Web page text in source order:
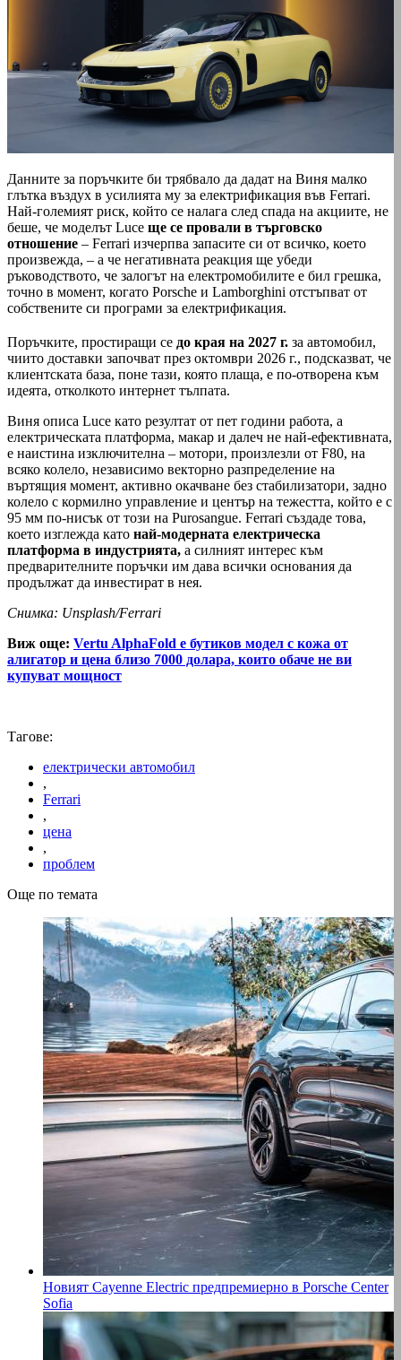
Данните за поръчките би трябвало да дадат на Виня малко
глътка въздух в усилията му за електрификация във Ferrari.
Най-големият риск, който се налага след спада на акциите, не
беше, че моделът Luce ще се провали в търговско
отношение – Ferrari изчерпва запасите си от всичко, което
произвежда, – а че негативната реакция ще убеди
ръководството, че залогът на електромобилите е бил грешка,
точно в момент, когато Porsche и Lamborghini отстъпват от
собствените си програми за електрификация.
Поръчките, простиращи се до края на 2027 г. за автомобил,
чиито доставки започват през октомври 2026 г., подсказват, че
клиентската база, поне тази, която плаща, е по-отворена към
идеята, отколкото интернет тълпата.
Виня описа Luce като резултат от пет години работа, а
електрическата платформа, макар и далеч не най-ефективната,
е наистина изключителна – мотори, произлезли от F80, на
всяко колело, независимо векторно разпределение на
въртящия момент, активно окачване без стабилизатори, задно
колело с кормилно управление и център на тежестта, който е с
95 мм по-нисък от този на Purosangue. Ferrari създаде това,
което изглежда като най-модерната електрическа
платформа в индустрията, а силният интерес към
предварителните поръчки им дава всички основания да
продължат да инвестират в нея.
Снимка: Unsplash/Ferrari
Виж още: Vertu AlphaFold е бутиков модел с кожа от
алигатор и цена близо 7000 долара, които обаче не ви
купуват мощност
Тагове:
електрически автомобил
,
Ferrari
,
цена
,
проблем
Още по темата
Новият Cayenne Electric предпремиерно в Porsche Center
Sofia